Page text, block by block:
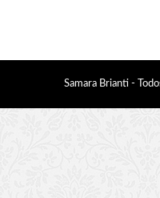
Samara Brianti -